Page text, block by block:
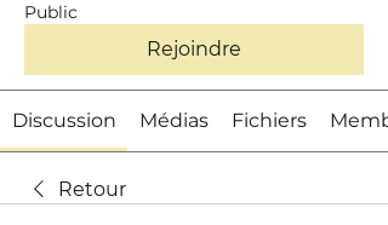
Public
Rejoindre
Discussion Médias Fichiers
Retour